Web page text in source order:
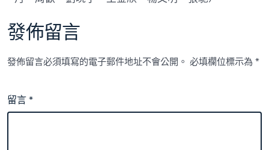
發佈留言
發佈留言必須填寫的電子郵件地址不會公開。 必填欄位標示為*
留言*